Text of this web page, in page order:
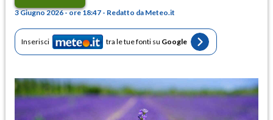
3 Giugno 2026 - ore 18:47 - Redatto da Meteo.it
Inserisci tra le tue fonti su Google